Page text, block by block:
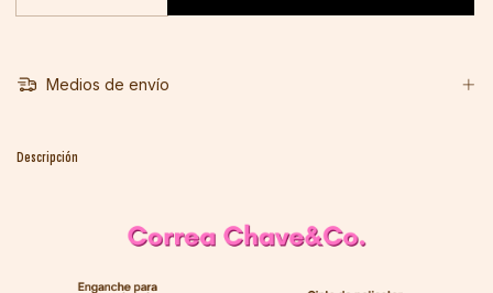
Medios de envío
Descripción